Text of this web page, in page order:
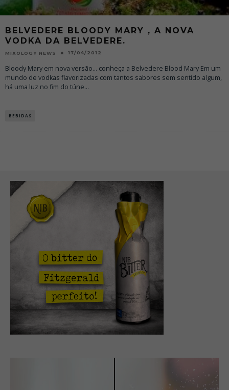
BELVEDERE BLOODY MARY , A NOVA
VODKA DA BELVEDERE.
MIXOLOGY NEWS 17/04/2012
Bloody Mary em nova versão... conheça a Belvedere Blood Mary Em um
mundo de vodkas flavorizadas com tantos sabores sem sentido algum,
há uma luz no fim do túne...
BEBIDAS